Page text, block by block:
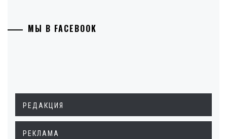
МЫ В FACEBOOK
РЕДАКЦИЯ
РЕКЛАМА